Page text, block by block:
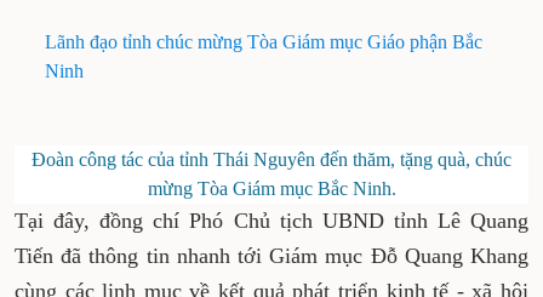
Lãnh đạo tỉnh chúc mừng Tòa Giám mục Giáo phận Bắc
Ninh
Đoàn công tác của tỉnh Thái Nguyên đến thăm, tặng quà, chúc
mừng Tòa Giám mục Bắc Ninh.
Tại đây, đồng chí Phó Chủ tịch UBND tỉnh Lê Quang
Tiến đã thông tin nhanh tới Giám mục Đỗ Quang Khang
cùng các linh mục về kết quả phát triển kinh tế - xã hội